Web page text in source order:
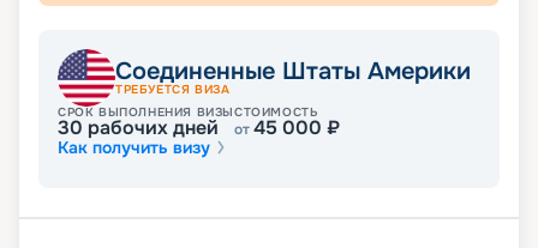
Соединенные Штаты Америки
ТРЕБУЕТСЯ ВИЗА
СРОК ВЫПОЛНЕНИЯ ВИЗЫ
30 рабочих дней
СТОИМОСТЬ
от45 000 ₽
Как получить визу